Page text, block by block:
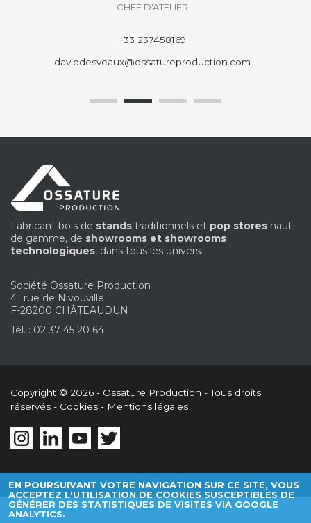
EN POURSUIVANT VOTRE NAVIGATION SUR CE SITE, VOUS
ACCEPTEZ L'UTILISATION DE COOKIES SUSCEPTIBLES DE
GÉNÉRER DES STATISTIQUES DE VISITES VIA GOOGLE
ANALYTICS.
CHEF D'ATELIER
+33 237458169
daviddesveaux@ossatureproduction.com
Fabricant bois de stands traditionnels et pop stores haut
de gamme, de showrooms et showrooms
technologiques, dans tous les univers.
Société Ossature Production
41 rue de Nivouville
F-28200 CHÂTEAUDUN
Tél. : 02 37 45 20 64
Copyright © 2026 - Ossature Production - Tous droits
réservés - Cookies - Mentions légales